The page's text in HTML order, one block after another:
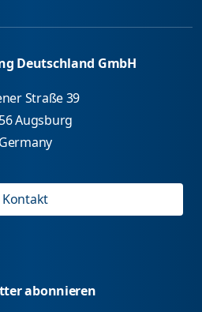
Deutschland GmbH
Straße 39
Augsburg
Germany
Kontakt
abonnieren